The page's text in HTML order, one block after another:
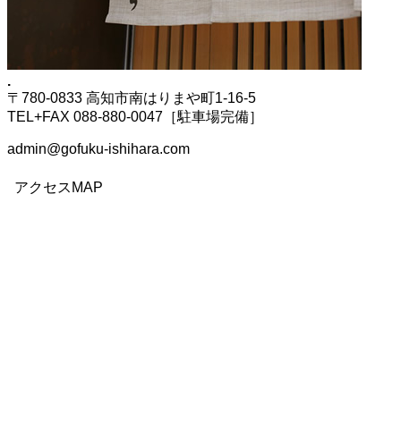
.
〒780-0833 高知市南はりまや町1-16-5
TEL+FAX 088-880-0047［駐車場完備］
admin@gofuku-ishihara.com
アクセスMAP